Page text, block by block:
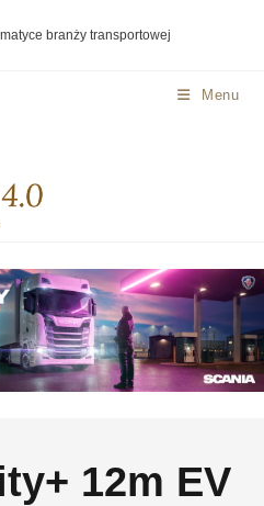
branży transportowej
Menu
12m EV